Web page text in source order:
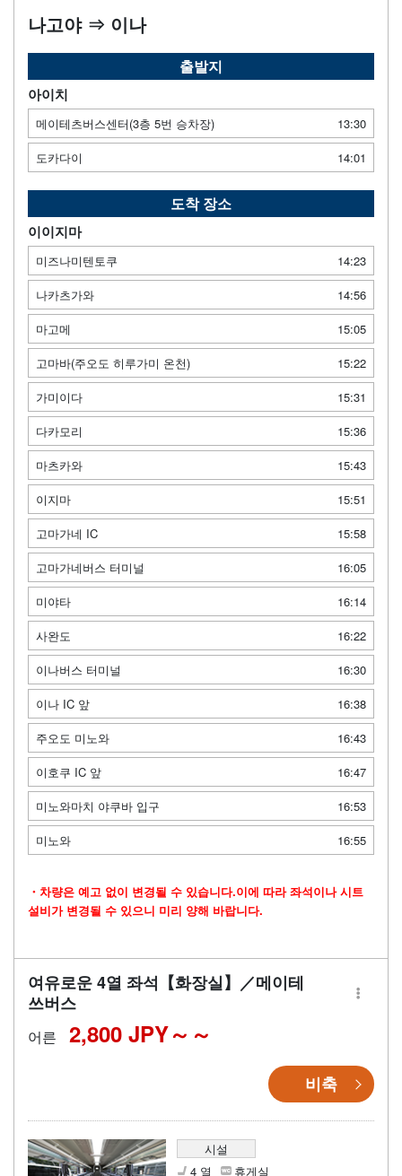
나고야 ⇒ 이나
출발지
아이치
메이테츠버스센터(3층 5번 승차장)
13:30
도카다이
14:01
도착 장소
이이지마
미즈나미텐토쿠
14:23
나카츠가와
14:56
마고메
15:05
고마바(주오도 히루가미 온천)
15:22
가미이다
15:31
다카모리
15:36
마츠카와
15:43
이지마
15:51
고마가네 IC
15:58
고마가네버스 터미널
16:05
미야타
16:14
사완도
16:22
이나버스 터미널
16:30
이나 IC 앞
16:38
주오도 미노와
16:43
이호쿠 IC 앞
16:47
미노와마치 야쿠바 입구
16:53
미노와
16:55
・차량은 예고 없이 변경될 수 있습니다.이에 따라 좌석이나 시트
설비가 변경될 수 있으니 미리 양해 바랍니다.
여유로운 4열 좌석【화장실】／메이테
쓰버스
어른 2,800 JPY～
비축
시설
4 열
휴게실